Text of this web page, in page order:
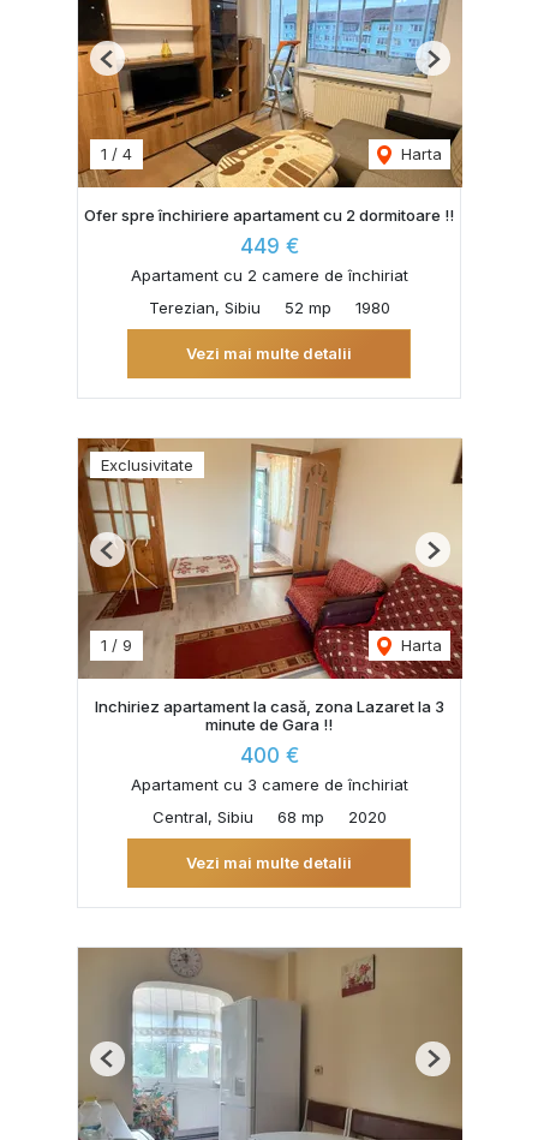
1 / 4 Harta
Previous Next
Ofer spre închiriere apartament cu 2 dormitoare !!
449 €
Apartament cu 2 camere de închiriat
Terezian, Sibiu
52 mp 1980
Vezi mai multe detalii
Exclusivitate
1 / 9 Harta
Previous Next
Inchiriez apartament la casă, zona Lazaret la 3
minute de Gara !!
400 €
Apartament cu 3 camere de închiriat
Central, Sibiu
68 mp 2020
Vezi mai multe detalii
Previous Next